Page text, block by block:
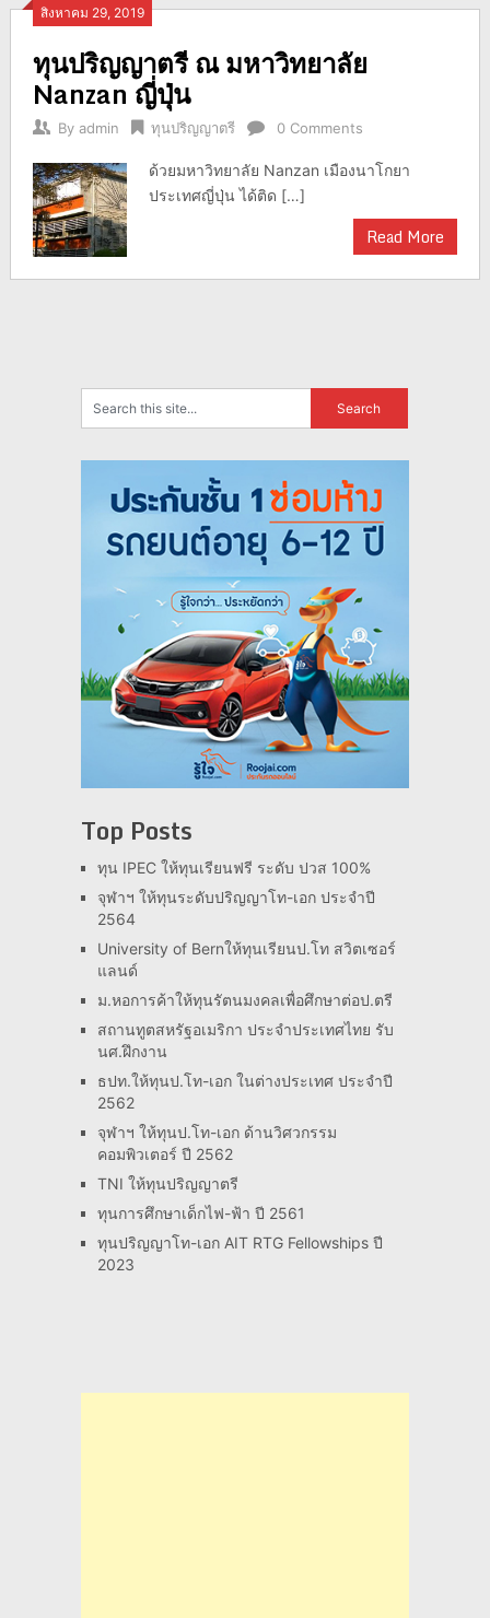
สิงหาคม 29, 2019
ทุนปริญญาตรี ณ มหาวิทยาลัย
Nanzan ญี่ปุ่น
By admin ทุนปริญญาตรี 0 Comments
ด้วยมหาวิทยาลัย Nanzan เมืองนาโกยา
ประเทศญี่ปุ่น ได้ติด […]
Read More
Top Posts
ทุน IPEC ให้ทุนเรียนฟรี ระดับ ปวส 100%
จุฬาฯ ให้ทุนระดับปริญญาโท-เอก ประจำปี
2564
University of Bernให้ทุนเรียนป.โท สวิตเซอร์
แลนด์
ม.หอการค้าให้ทุนรัตนมงคลเพื่อศึกษาต่อป.ตรี
สถานทูตสหรัฐอเมริกา ประจำประเทศไทย รับ
นศ.ฝึกงาน
ธปท.ให้ทุนป.โท-เอก ในต่างประเทศ ประจำปี
2562
จุฬาฯ ให้ทุนป.โท-เอก ด้านวิศวกรรม
คอมพิวเตอร์ ปี 2562
TNI ให้ทุนปริญญาตรี
ทุนการศึกษาเด็กไฟ-ฟ้า ปี 2561
ทุนปริญญาโท-เอก AIT RTG Fellowships ปี
2023